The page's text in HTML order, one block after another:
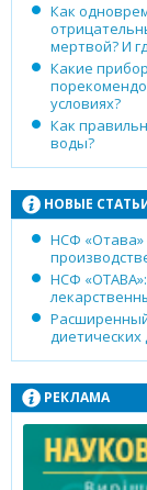
Как
мертвой? И
Какие
условиях?
Как
воды?
НОВЫЕ
НСФ «Отава»
НСФ
РЕКЛАМА